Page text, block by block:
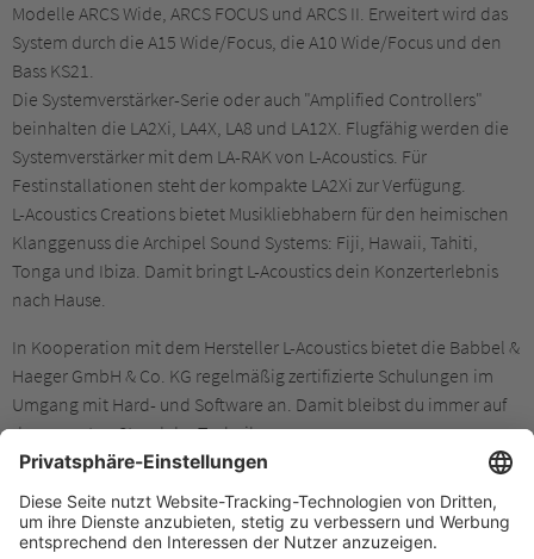
Modelle ARCS Wide, ARCS FOCUS und ARCS II. Erweitert wird das
System durch die A15 Wide/Focus, die A10 Wide/Focus und den
Bass KS21.
Die Systemverstärker-Serie oder auch "Amplified Controllers"
beinhalten die LA2Xi, LA4X, LA8 und LA12X. Flugfähig werden die
Systemverstärker mit dem LA-RAK von L-Acoustics. Für
Festinstallationen steht der kompakte LA2Xi zur Verfügung.
L-Acoustics Creations bietet Musikliebhabern für den heimischen
Klanggenuss die Archipel Sound Systems: Fiji, Hawaii, Tahiti,
Tonga und Ibiza. Damit bringt L-Acoustics dein Konzerterlebnis
nach Hause.
In Kooperation mit dem Hersteller L-Acoustics bietet die Babbel &
Haeger GmbH & Co. KG regelmäßig zertifizierte Schulungen im
Umgang mit Hard- und Software an. Damit bleibst du immer auf
dem neusten Stand der Technik.